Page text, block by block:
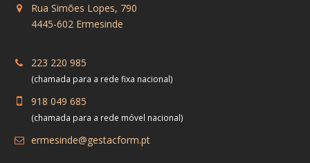
Rua Simões Lopes, 790
4445-602 Ermesinde
223 220 985
(chamada para a rede fixa nacional)
918 049 685
(chamada para a rede móvel nacional)
ermesinde@gestacform.pt